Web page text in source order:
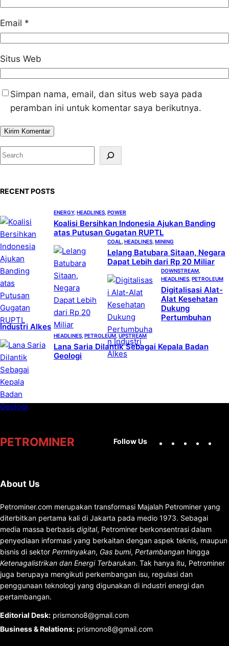
Email *
Situs Web
Simpan nama, email, dan situs web saya pada
peramban ini untuk komentar saya berikutnya.
S
e
r
h
RECENT POSTS
ENERGY, HEADLINES POWER
Koalisi Bersihkan Indonesia Ajukan Banding
atas Putusan Gugatan RUPTL
COAL HEADLINES MINING
Lelang Batubara Sitaan, Negara
Dapat Lebih dari Rp 20 Miliar
DOWNSTREAM
HEADLINES PETROLEUM
Digitalisasi Alat-
Alat Kesehatan
Dukung
Pertumbuhan
Industri Alkes
HEADLINES PETROLEUM UPSTREAM
Lana Saria Dilantik Sebagai Kepala Badan
Geologi
PETROMINER Follow Us
About Us
Petrominer.com merupakan transformasi Majalah Petrominer yang
diterbitkan pertama kali di Jakarta pada medio 1973. Sebagai
media massa berbasis digital, Petrominer berkonsentrasi dalam
penyediaan informasi yang berkaitan dengan aspek teknis, maupun
bisnis di sektor Perminyakan, Gas bumi, Pertambangan hingga
Ketenagalistrikan dan Energi Terbarukan. Tak hanya itu, Petrominer
juga berupaya mengikuti perkembangan isu, regulasi dan
penggunaan teknologi yang digunakan di industri energi dan
pertambangan.
Editorial Desk: prismono8@gmail.com
Business & Relations: prismono8@gmail.com